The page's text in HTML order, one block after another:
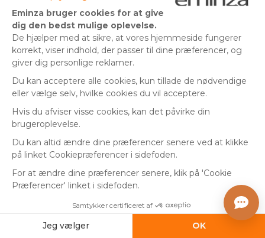
+18
Perlekæde (10 m) Alpine
Mintgrøn
På lager
39,00 kr.
Tilføj til kurv
Dekorationsguirlande (1,20
m) Bjergklokker Rød
-49% 35, kr. 69,00 kr.
Tilføj til kurv